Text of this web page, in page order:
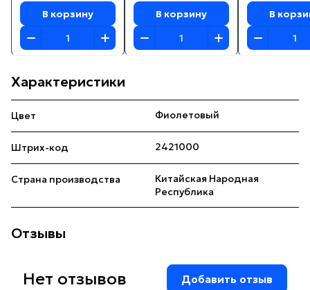
В корзину В корзину В
Характеристики
Цвет Фиолетовый
Штрих-код 2421000
Страна производства
Китайская Народная
Республика
Отзывы
Нет отзывов Добавить отзыв